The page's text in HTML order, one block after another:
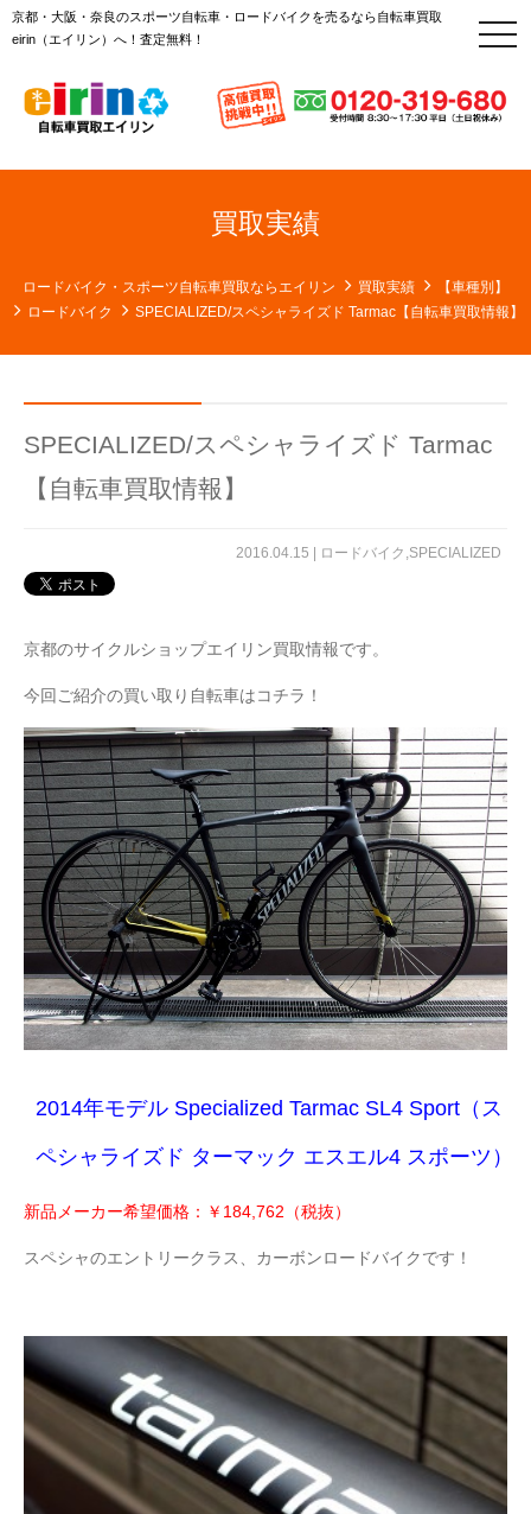
京都・大阪・奈良のスポーツ自転車・ロードバイクを売るなら自転車買取
eirin（エイリン）へ！査定無料！
t
o
l
e
v
o
n
買取実績
ロードバイク・スポーツ自転車買取ならエイリン 買取実績
【車種別】
ロードバイク
SPECIALIZED/スペシャライズド Tarmac【自転車買取情報】
SPECIALIZED/スペシャライズド Tarmac
【自転車買取情報】
2016.04.15 | ロードバイク ,SPECIALIZED
京都のサイクルショップエイリン買取情報です。
今回ご紹介の買い取り自転車はコチラ！
2014年モデル Specialized Tarmac SL4 Sport（ス
ペシャライズド ターマック エスエル4 スポーツ）
新品メーカー希望価格：￥184,762（税抜）
スペシャのエントリークラス、カーボンロードバイクです！